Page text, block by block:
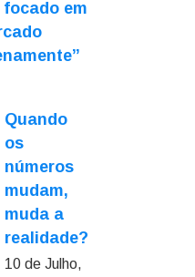
em
Quando
os
números
mudam,
muda a
realidade?
10 de Julho,